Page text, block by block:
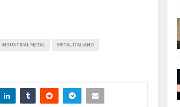
INDUSTRIAL METAL METAL ITALIANO